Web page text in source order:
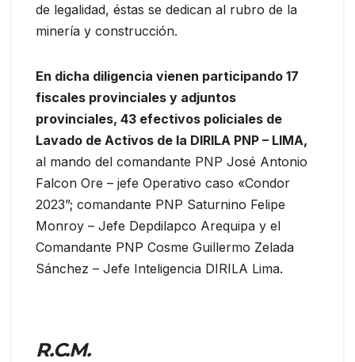
de legalidad, éstas se dedican al rubro de la
minería y construcción.
En dicha diligencia vienen participando 17
fiscales provinciales y adjuntos
provinciales, 43 efectivos policiales de
Lavado de Activos de la DIRILA PNP – LIMA,
al mando del comandante PNP José Antonio
Falcon Ore – jefe Operativo caso «Condor
2023”; comandante PNP Saturnino Felipe
Monroy – Jefe Depdilapco Arequipa y el
Comandante PNP Cosme Guillermo Zelada
Sánchez – Jefe Inteligencia DIRILA Lima.
R.C.M.